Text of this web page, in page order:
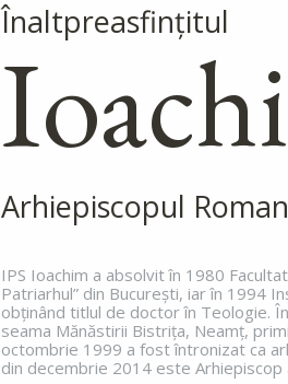
Înaltpreasfinţitul
Arhiepiscopul
IPS Ioachim a absolvit în 1980
Patriarhul” din Bucureşti, iar în 1994
obţinând titlul de doctor în Teologie.
seama Mănăstirii Bistriţa, Neamţ,
octombrie 1999 a fost întronizat ca
din decembrie 2014 este Arhiepiscop